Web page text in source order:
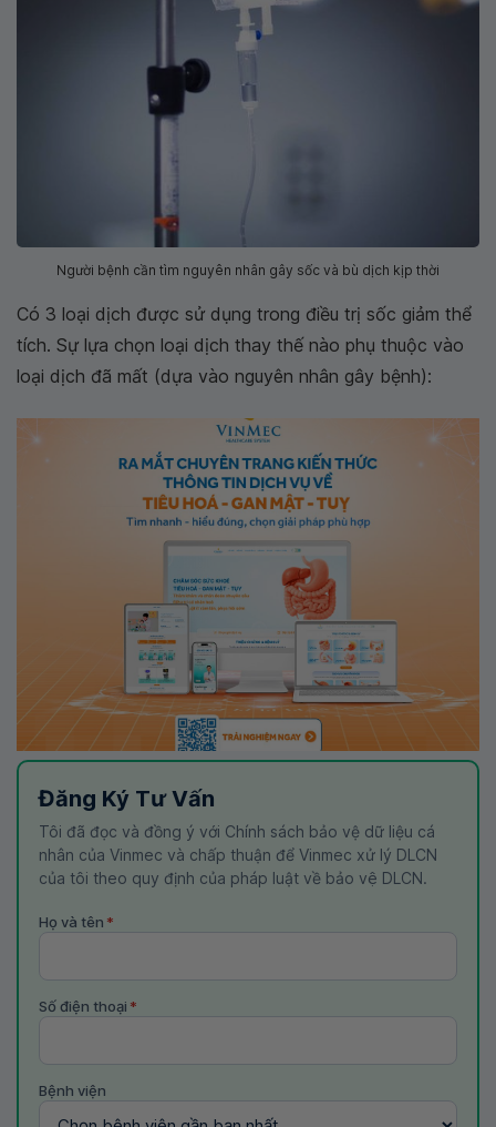
Người bệnh cần tìm nguyên nhân gây sốc và bù dịch kịp thời
Có 3 loại dịch được sử dụng trong điều trị sốc giảm thể
tích. Sự lựa chọn loại dịch thay thế nào phụ thuộc vào
loại dịch đã mất (dựa vào nguyên nhân gây bệnh):
Đăng Ký Tư Vấn
Tôi đã đọc và đồng ý với Chính sách bảo vệ dữ liệu cá
nhân của Vinmec và chấp thuận để Vinmec xử lý DLCN
của tôi theo quy định của pháp luật về bảo vệ DLCN.
Họ và tên *
Số điện thoại *
Bệnh viện